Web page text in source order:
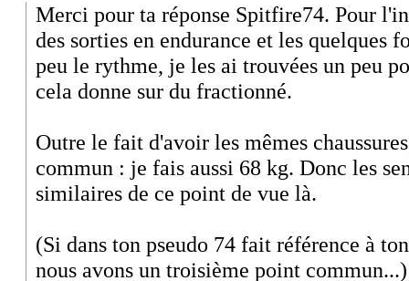
Merci pour ta réponse Spitfire74. Pour
des sorties en endurance et les quelques
peu le rythme, je les ai trouvées un peu
cela donne sur du fractionné.
Outre le fait d'avoir les mêmes
commun : je fais aussi 68 kg. Donc les
similaires de ce point de vue là.
(Si dans ton pseudo 74 fait référence à
nous avons un troisième point commun...)